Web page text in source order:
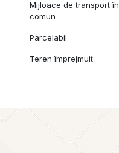
Mijloace de transport în
comun
Parcelabil
Teren împrejmuit